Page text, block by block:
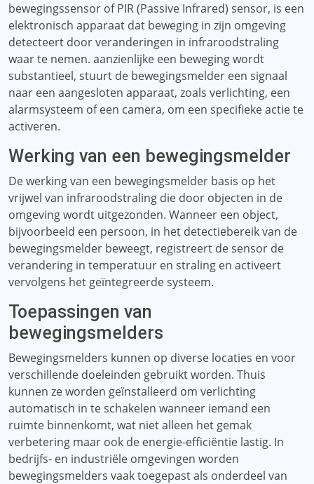
bewegingssensor of PIR (Passive Infrared) sensor, is een
elektronisch apparaat dat beweging in zijn omgeving
detecteert door veranderingen in infraroodstraling
waar te nemen. aanzienlijke een beweging wordt
substantieel, stuurt de bewegingsmelder een signaal
naar een aangesloten apparaat, zoals verlichting, een
alarmsysteem of een camera, om een ​​specifieke actie te
activeren.
Werking van een bewegingsmelder
De werking van een bewegingsmelder basis op het
vrijwel van infraroodstraling die door objecten in de
omgeving wordt uitgezonden. Wanneer een object,
bijvoorbeeld een persoon, in het detectiebereik van de
bewegingsmelder beweegt, registreert de sensor de
verandering in temperatuur en straling en activeert
vervolgens het geïntegreerde systeem.
Toepassingen van
bewegingsmelders
Bewegingsmelders kunnen op diverse locaties en voor
verschillende doeleinden gebruikt worden. Thuis
kunnen ze worden geïnstalleerd om verlichting
automatisch in te schakelen wanneer iemand een
ruimte binnenkomt, wat niet alleen het gemak
verbetering maar ook de energie-efficiëntie lastig. In
bedrijfs- en industriële omgevingen worden
bewegingsmelders vaak toegepast als onderdeel van